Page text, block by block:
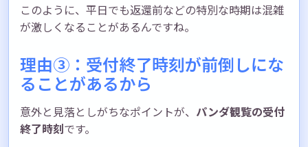
このように、平日でも返還前などの特別な時期は混雑
が激しくなることがあるんですね。
理由③：受付終了時刻が前倒しにな
ることがあるから
意外と見落としがちなポイントが、 パンダ観覧の受付
終了時刻です。